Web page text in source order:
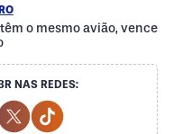
o mesmo avião, vence
NAS REDES:
Media
Social Media
Social Media
Twitter Social Media
Tiktok Social